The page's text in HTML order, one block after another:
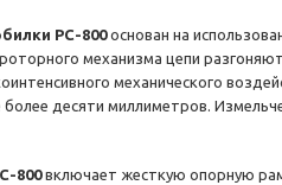
PC-800основан на
механизма цепи
механического
десяти миллиметров.
800включает жесткую опорную